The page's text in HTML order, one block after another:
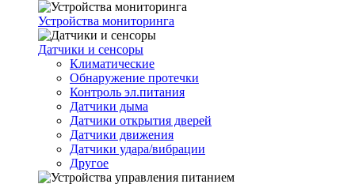
Устройства мониторинга
Датчики и сенсоры
Климатические
Обнаружение протечки
Контроль эл.питания
Датчики дыма
Датчики открытия дверей
Датчики движения
Датчики удара/вибрации
Другое